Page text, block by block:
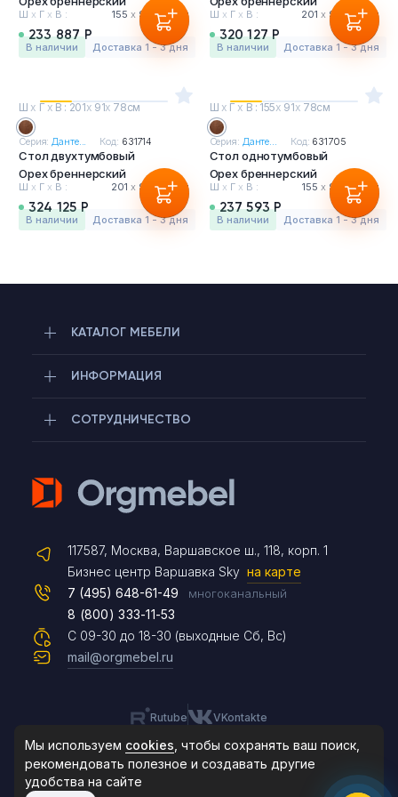
Ш х Г х В : 155 х91 х78 см
233 887 Р
в наличии Доставка 1 - 3 дня
Ш х Г х В : 201 х 91 х78 см
320 127 Р
в наличии Доставка 1 - 3 дня
Ш х Г х В : 201х 91х 78см
Серия:Данте... Код: 631714
Стол двухтумбовый
Орех бреннерский
Ш х Г х В : 201 х91 х78 см
324 125 Р
в наличии Доставка 1 - 3 дня
Ш х Г х В : 155х 91х 78см
Серия: Данте... Код: 631705
Стол однотумбовый
Орех бреннерский
Ш х Г х В : 155 х 91 х78 см
237 593 Р
в наличии Доставка 1 - 3 дня
КАТАЛОГ МЕБЕЛИ
ИНФОРМАЦИЯ
СОТРУДНИЧЕСТВО
117587, Москва, Варшавское ш., 118, корп. 1
Бизнес центр Варшавка Sky на карте
С 09-30 до 18-30 (выходные Сб, Вс)
7 (495) 648-61-49 многоканальный
8 (800) 333-11-53
mail@orgmebel.ru
Rutube VKontakte
Telegram
Max
Чат на сайте
8 (495) 183-47-87
По будням с 09:30 до 18:30
Мы используем cookies , чтобы сохранять ваш поиск,
рекомендовать полезное и создавать другие
удобства на сайте